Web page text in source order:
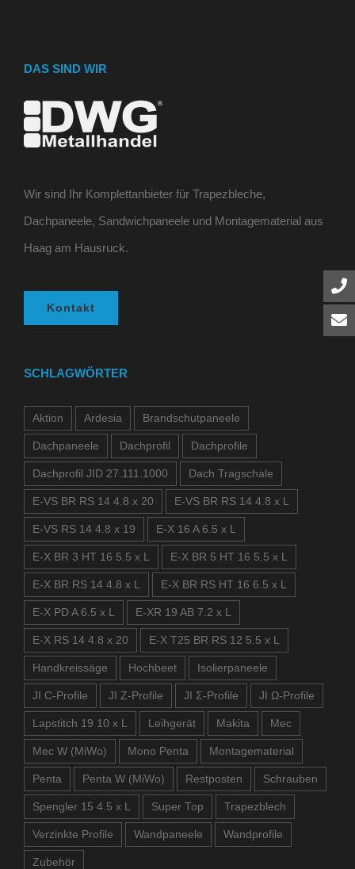
DAS SIND WIR
Wir sind Ihr Komplettanbieter für Trapezbleche,
Dachpaneele, Sandwichpaneele und Montagematerial aus
Haag am Hausruck.
Kontakt
SCHLAGWÖRTER
Aktion Ardesia Brandschutpaneele
Dachpaneele Dachprofil Dachprofile
Dachprofil JID 27.111.1000 Dach Tragschale
E-VS BR RS 14 4.8 x 20 E-VS BR RS 14 4.8 x L
E-VS RS 14 4.8 x 19 E-X 16 A 6.5 x L
E-X BR 3 HT 16 5.5 x L E-X BR 5 HT 16 5.5 x L
E-X BR RS 14 4.8 x L E-X BR RS HT 16 6.5 x L
E-X PD A 6.5 x L E-XR 19 AB 7.2 x L
E-X RS 14 4.8 x 20 E-X T25 BR RS 12 5.5 x L
Handkreissäge Hochbeet Isolierpaneele
JI C-Profile JI Z-Profile JI Σ-Profile JI Ω-Profile
Lapstitch 19 10 x L Leihgerät Makita Mec
Mec W (MiWo) Mono Penta Montagematerial
Penta Penta W (MiWo) Restposten Schrauben
Spengler 15 4.5 x L Super Top Trapezblech
Verzinkte Profile Wandpaneele Wandprofile
Zubehör